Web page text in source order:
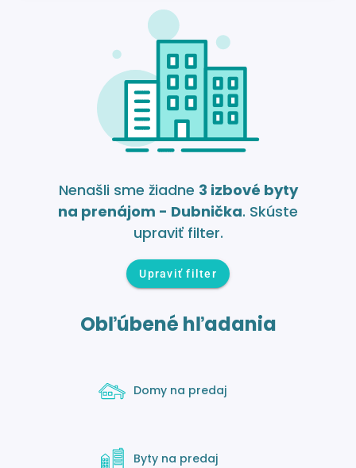
Nenašli sme žiadne 3 izbové byty
na prenájom - Dubnička. Skúste
upraviť filter.
Upraviť filter
Obľúbené hľadania
Domy na predaj
Byty na predaj